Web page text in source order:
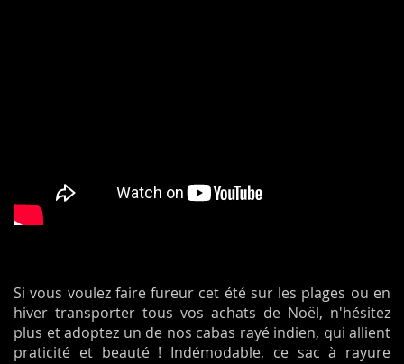
Si vous voulez faire fureur cet été sur les plages ou en
hiver transporter tous vos achats de Noël, n'hésitez
plus et adoptez un de nos cabas rayé indien, qui allient
praticité et beauté ! Indémodable, ce sac à rayure